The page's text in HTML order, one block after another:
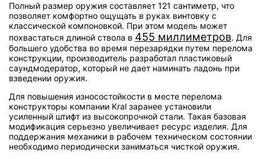
Полный размер оружия составляет 121 сантиметр, что
позволяет комфортно ощущать в руках винтовку с
классической компоновкой. При этом модель может
похвастаться длиной ствола в 455 миллиметров. Для
большего удобства во время перезарядки путем перелома
конструкции, производитель разработал пластиковый
саундмодератор, который не дает наминать ладонь при
взведении оружия.
Для повышения износостойкости в месте перелома
конструкторы компании Kral заранее установили
усиленный штифт из высокопрочной стали. Такая базовая
модификация серьезно увеличивает ресурс изделия. Для
поддержания механики в рабочем техническом состоянии
необходимо периодически заниматься чисткой оружия.